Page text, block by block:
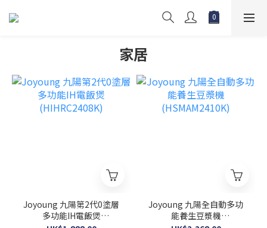
家居
Joyoung 九陽第2代0塗層
多功能IH電飯煲
Joyoung 九陽全自動多功
能養生豆漿機